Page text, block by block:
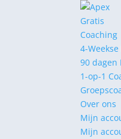
Gratis
Coaching
4-
90 dagen
1-op-1
Over ons
Mijn
Mijn